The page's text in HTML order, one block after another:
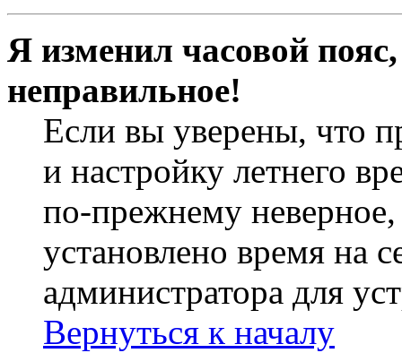
Я изменил часовой
неправильное!
Если вы уверены, что
и настройку летнего
по-прежнему неверное,
установлено время на
администратора для
Вернуться к началу